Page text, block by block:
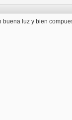
buena luz y bien